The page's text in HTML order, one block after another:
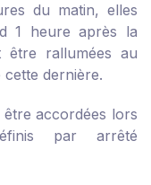
du matin, elles
1 heure après la
être rallumées au
dernière.
accordées lors
par arrêté